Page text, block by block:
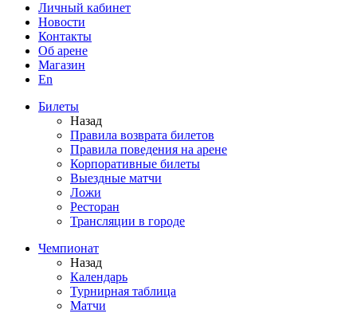
Личный кабинет
Новости
Контакты
Об арене
Магазин
En
Билеты
Назад
Правила возврата билетов
Правила поведения на арене
Корпоративные билеты
Выездные матчи
Ложи
Ресторан
Трансляции в городе
Чемпионат
Назад
Календарь
Турнирная таблица
Матчи